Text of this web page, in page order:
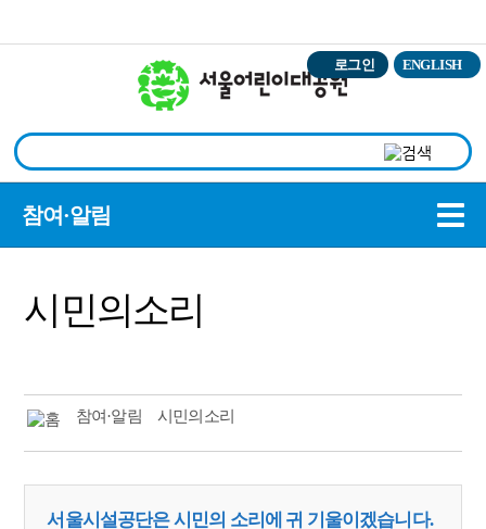
로그인 ENGLISH
참여·알림
시민의소리
참여·알림 시민의소리
서울시설공단은 시민의 소리에 귀 기울이겠습니다.